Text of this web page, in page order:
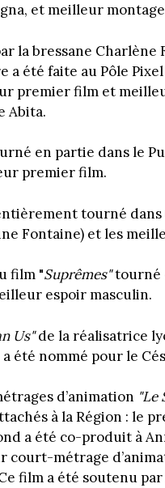
et meilleur
la bressane
a été faite au Pôle
premier film et
Abita.
en partie dans le
premier film.
tourné
Fontaine) et les
film "Suprêmes"tourné
espoir masculin.
Us"de la réalisatrice
a été nommé pour le
d’animation "Le
à la Région : le
a été co-produit à
court-métrage
film a été soutenu